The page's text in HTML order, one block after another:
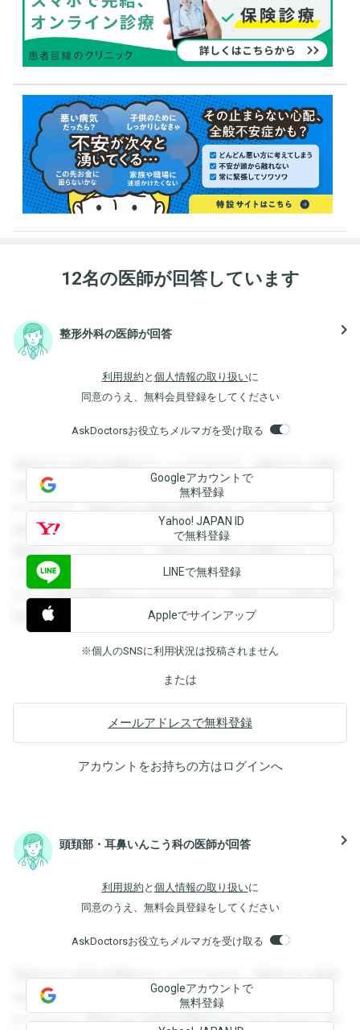
12名の医師が回答しています
整形外科の医師が回答 navigate_next
利用規約 と 個人情報の取り扱いに
同意のうえ、無料会員登録をしてください
AskDoctorsお役立ちメルマガを受け取る
登録すると回答を閲覧することができます。登録すると回答
を閲覧することができます。登録すると回答を閲覧すること
ができます。登録すると回答を閲覧することができます。登
録すると回答を閲覧することができます。登録すると回答を
閲覧することができます。登録すると回答を閲覧することが
できます。登録すると回答を閲覧することができます。登録
すると回答を閲覧することができます。登録すると回答を閲
覧することができます。
Googleアカウントで
無料登録
Yahoo! JAPAN ID
で無料登録
LINEで無料登録
Appleでサインアップ
※個人のSNSに利用状況は投稿されません
または
メールアドレスで無料登録
アカウントをお持ちの方はログインへ
頭頚部・耳鼻いんこう科の医師が回答 navigate_next
利用規約 と 個人情報の取り扱いに
同意のうえ、無料会員登録をしてください
AskDoctorsお役立ちメルマガを受け取る
登録すると回答を閲覧することができます。登録すると回答
を閲覧することができます。登録すると回答を閲覧すること
ができます。登録すると回答を閲覧することができます。登
Googleアカウントで
無料登録